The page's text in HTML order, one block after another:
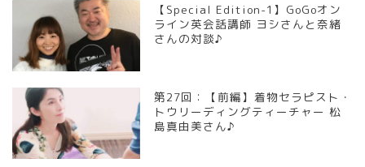
【Special Edition-1】GoGoオン
ライン英会話講師 ヨシさんと奈緒
さんの対談♪
第27回：【前編】着物セラピスト・
トウリーディングティーチャー 松
島真由美さん♪